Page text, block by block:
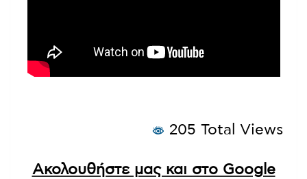
205 Total Views
Ακολουθήστε μας και στο Google